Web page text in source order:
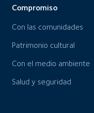
Compromiso
Con las comunidades
Patrimonio cultural
Con el medio ambiente
Salud y seguridad